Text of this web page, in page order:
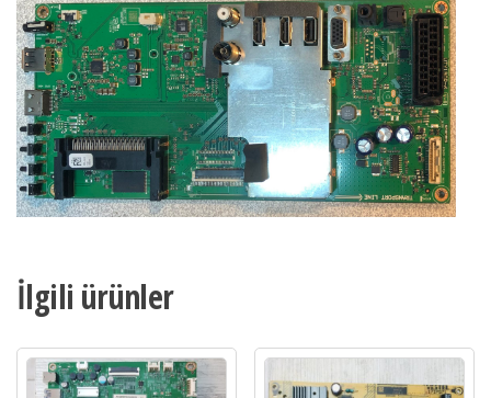
adet
İlgili ürünler